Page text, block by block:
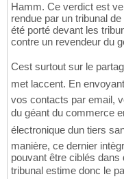
Hamm. Ce verdict est
rendue par un tribunal
été porté devant les
contre un revendeur du
Cest surtout sur le
met laccent. En
vos contacts par email,
du géant du commerce
électronique dun tiers
manière, ce dernier
pouvant être ciblés
tribunal estime donc le